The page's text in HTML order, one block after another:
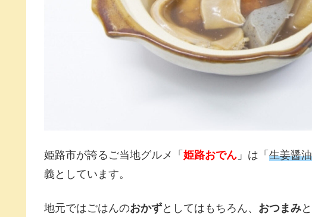
姫路市が誇るご当地グルメ「 姫路おでん 」は「 生姜醤
義としています。
地元ではごはんのおかずとしてはもちろん、 おつまみ